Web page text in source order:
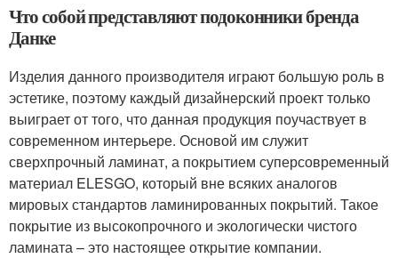
Что собой представляют подоконники бренда
Данке
Изделия данного производителя играют большую роль в
эстетике, поэтому каждый дизайнерский проект только
выиграет от того, что данная продукция поучаствует в
современном интерьере. Основой им служит
сверхпрочный ламинат, а покрытием суперсовременный
материал ELESGO, который вне всяких аналогов
мировых стандартов ламинированных покрытий. Такое
покрытие из высокопрочного и экологически чистого
ламината – это настоящее открытие компании.